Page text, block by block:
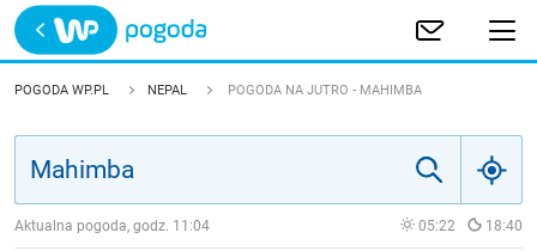
Trwa ładowanie
POLSKA
POGODA WP.PL NEPAL POGODA NA JUTRO - MAHIMBA
Aktualna pogoda, godz. 11:04 05:22 18:40